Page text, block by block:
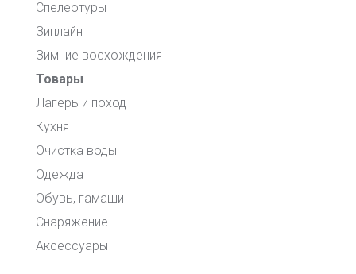
Спелеотуры
Зиплайн
Зимние восхождения
Товары
Лагерь и поход
Кухня
Очистка воды
Одежда
Обувь, гамаши
Снаряжение
Аксессуары